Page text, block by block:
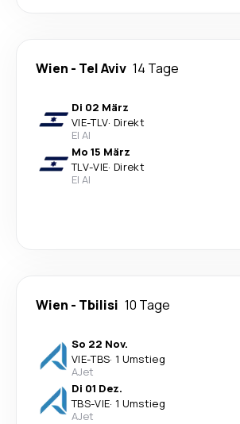
Wien - Tel Aviv 14 Tage
Di 02 März
VIE-TLV· Direkt
El Al
Mo 15 März
TLV-VIE· Direkt
El Al
Wien - Tbilisi 10 Tage
So 22 Nov.
VIE-TBS· 1 Umstieg
AJet
Di 01 Dez.
TBS-VIE· 1 Umstieg
AJet